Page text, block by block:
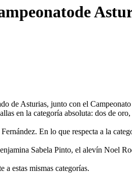
de Asturias, junto con el
en la categoría absoluta: dos de
En lo que respecta a la
Sabela Pinto, el alevín Noel
estas mismas categorías.